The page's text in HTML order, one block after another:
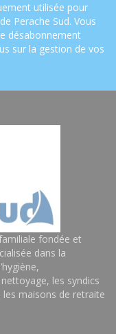
utilisée pour
Perache Sud. Vous
désabonnement
sur la gestion de vos
fondée et
dans la
les syndics
maisons de retraite